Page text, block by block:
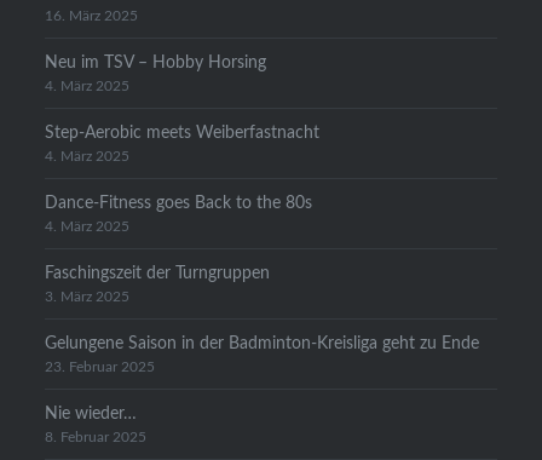
16. März 2025
Neu im TSV – Hobby Horsing
4. März 2025
Step-Aerobic meets Weiberfastnacht
4. März 2025
Dance-Fitness goes Back to the 80s
4. März 2025
Faschingszeit der Turngruppen
3. März 2025
Gelungene Saison in der Badminton-Kreisliga geht zu Ende
23. Februar 2025
Nie wieder…
8. Februar 2025